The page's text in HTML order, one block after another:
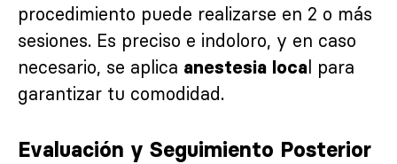
procedimiento puede realizarse en 2 o más
sesiones. Es preciso e indoloro, y en caso
necesario, se aplica anestesia loca l para
garantizar tu comodidad.
Evaluación y Seguimiento Posterior